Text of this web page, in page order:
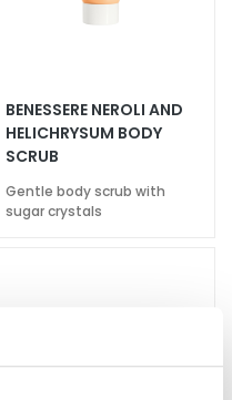
BENESSERE NEROLI AND
HELICHRYSUM BODY
SCRUB
Gentle body scrub with
sugar crystals